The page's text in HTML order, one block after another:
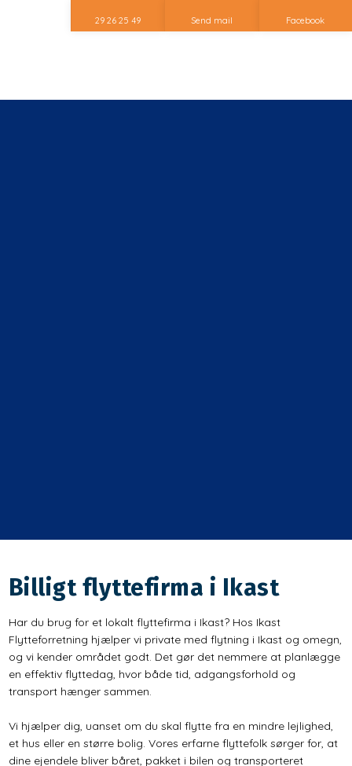
29 26 25 49 Send mail Facebook
Billigt flyttefirma i Ikast
Har du brug for et lokalt flyttefirma i Ikast? Hos Ikast
Flytteforretning hjælper vi private med flytning i Ikast og omegn,
og vi kender området godt. Det gør det nemmere at planlægge
en effektiv flyttedag, hvor både tid, adgangsforhold og
transport hænger sammen.
Vi hjælper dig, uanset om du skal flytte fra en mindre lejlighed,
et hus eller en større bolig. Vores erfarne flyttefolk sørger for, at
dine ejendele bliver båret, pakket i bilen og transporteret